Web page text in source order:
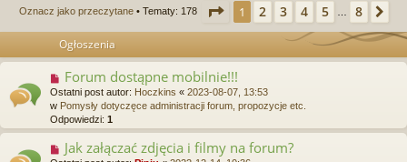
Oznacz jako przeczytane• Tematy: 178 Strona z
1 2 3 4 5 8
Ogłoszenia
Forum dostąpne mobilnie!!!
Ostatni post autor: Hoczkins « 2023-08-07, 13:53
w Pomysły dotyczęce administracji forum, propozycje etc.
Odpowiedzi: 1
Jak załączać zdjęcia i filmy na forum?